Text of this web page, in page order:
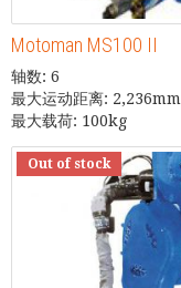
Motoman MS1​​00 II
轴数: 6
最大运动距离: 2,236mm
最大载荷: 100kg
Out of stock